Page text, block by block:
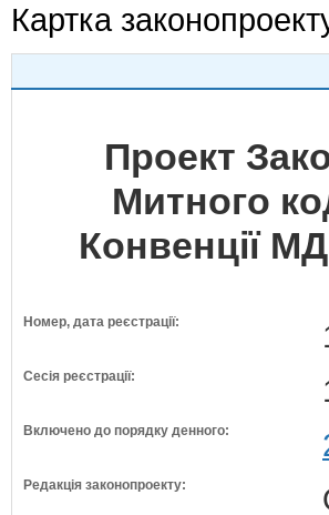
Картка
Проект
Митного
Конвенції
Номер, дата реєстрації:
Сесія реєстрації:
Включено до порядку денного:
Редакція законопроекту: